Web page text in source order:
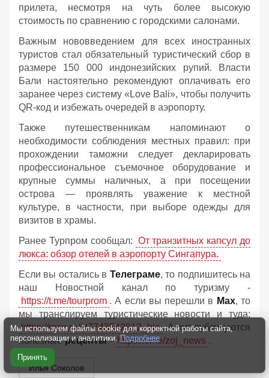
прилета, несмотря на чуть более высокую
стоимость по сравнению с городскими салонами.
Важным нововведением для всех иностранных
туристов стал обязательный туристический сбор в
размере 150 000 индонезийских рупий. Власти
Бали настоятельно рекомендуют оплачивать его
заранее через систему «Love Bali», чтобы получить
QR-код и избежать очередей в аэропорту.
Также путешественникам напоминают о
необходимости соблюдения местных правил: при
прохождении таможни следует декларировать
профессиональное съемочное оборудование и
крупные суммы наличных, а при посещении
острова — проявлять уважение к местной
культуре, в частности, при выборе одежды для
визитов в храмы.
Ранее Турпром сообщал: От транзитных капсул до
люкса: обзор отелей в аэропорту Сингапура.
Если вы остались в Телеграме, то подпишитесь на
наш Новостной канал по туризму -
https://t.me/tourprom . А если вы перешли в Мах, то
мы транслируем туристические новости и туда:
https://max.ru/id7743542912_biz . А тут публикуются
полезныерецепты- https://t.me/zoj_news .
Илья Соколов
Мы используем файлы cookie для корректной работы сайта,
персонализации и аналитики. Подробнее
Принять